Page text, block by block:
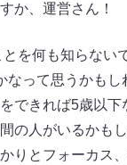
か、運営さん！
を何も知らない
なって思うかもし
できれば5歳以下
の人がいるかも
りとフォーカス